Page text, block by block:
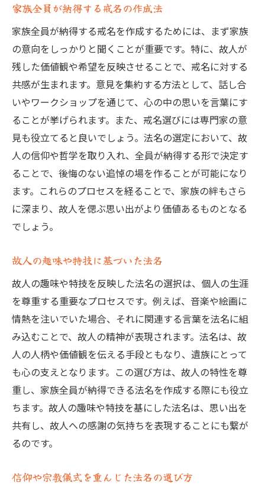
家族全員が納得する戒名の作成法
家族全員が納得する戒名を作成するためには、まず家族
の意向をしっかりと聞くことが重要です。特に、故人が
残した価値観や希望を反映させることで、戒名に対する
共感が生まれます。意見を集約する方法として、話し合
いやワークショップを通じて、心の中の思いを言葉にす
ることが挙げられます。また、戒名選びには専門家の意
見も役立てると良いでしょう。法名の選定において、故
人の信仰や哲学を取り入れ、全員が納得する形で決定す
ることで、後悔のない追悼の場を作ることが可能になり
ます。これらのプロセスを経ることで、家族の絆もさら
に深まり、故人を偲ぶ思い出がより価値あるものとなる
でしょう。
故人の趣味や特技に基づいた法名
故人の趣味や特技を反映した法名の選択は、個人の生涯
を尊重する重要なプロセスです。例えば、音楽や絵画に
情熱を注いでいた場合、それに関連する言葉を法名に組
み込むことで、故人の精神が表現されます。法名は、故
人の人柄や価値観を伝える手段ともなり、遺族にとって
も心の支えとなります。この選び方は、故人の特性を尊
重し、家族全員が納得できる法名を作成する際にも役立
ちます。故人の趣味や特技を基にした法名は、思い出を
共有し、故人への感謝の気持ちを表現することにも繋が
るのです。
信仰や宗教儀式を重んじた法名の選び方